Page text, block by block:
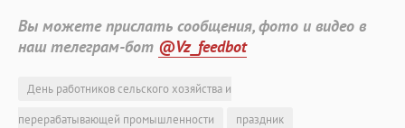
Вы можете прислать сообщения, фото и видео в
наш телеграм-бот @Vz_feedbot
День работников сельского хозяйства и
перерабатывающей промышленности
праздник